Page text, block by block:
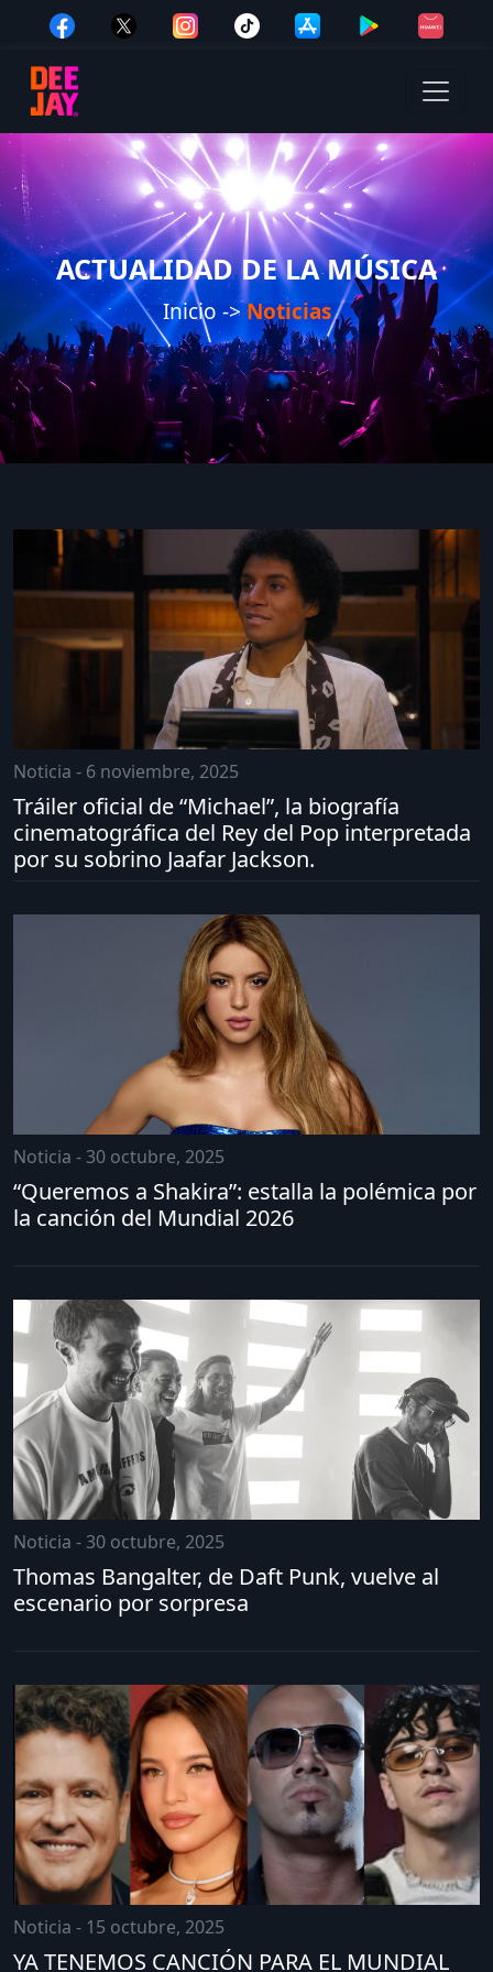
ACTUALIDAD DE LA MÚSICA
Inicio ->Noticias
Noticia - 6 noviembre, 2025
Tráiler oficial de “Michael”, la biografía
cinematográfica del Rey del Pop interpretada
por su sobrino Jaafar Jackson.
Noticia - 30 octubre, 2025
“Queremos a Shakira”: estalla la polémica por
la canción del Mundial 2026
Noticia - 30 octubre, 2025
Thomas Bangalter, de Daft Punk, vuelve al
escenario por sorpresa
Noticia - 15 octubre, 2025
YA TENEMOS CANCIÓN PARA EL MUNDIAL